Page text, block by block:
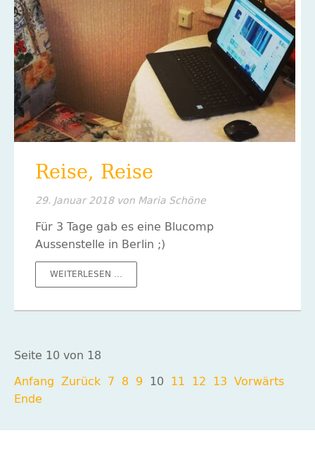
Reise, Reise
29. Januar 2018von Maria Schöne
Für 3 Tage gab es eine Blucomp
Aussenstelle in Berlin ;)
WEITERLESEN …
Seite 10 von 18
Anfang Zurück 7 8 9 10 11 12 13 Vorwärts
Ende